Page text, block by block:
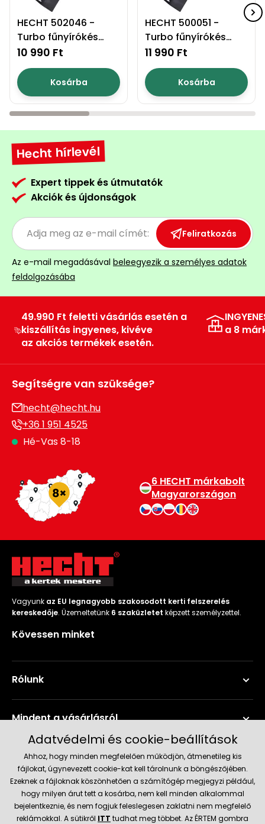
HECHT 502046 -
Turbo fűnyírókés
46cm
10 990 Ft
Kosárba
HECHT 500051 -
Turbo fűnyírókés
51cm
11 990 Ft
Kosárba
Hecht hírlevél
Expert tippek és útmutatók
Akciók és újdonságok
Feliratkozás
Az e-mail megadásával beleegyezik a személyes adatok
feldolgozásába
49.990 Ft feletti vásárlás esetén a
kiszállítás ingyenes, kivéve
az akciós termékek esetén.
a 8
Segítségre van szüksége?
hecht@hecht.hu
+36 1 951 4525
Hé-Vas 8-18
6 HECHT márkabolt
Magyarországon
Vagyunk az EU legnagyobb szakosodott kerti felszerelés
kereskedője. Üzemeltetünk 6 szaküzletet képzett személyzettel.
Kövessen minket
Rólunk
Mindent a vásárlásról
Szerviz és támogatás
Aktuális információk
Adatvédelmi és cookie-beállítások
Ahhoz, hogy minden megfelelően működjön, átmenetileg kis
fájlokat, úgynevezett cookie-kat kell tárolnunk a böngészőjében.
Ezeknek a fájloknak köszönhetően a számítógép megjegyzi például,
hogy milyen árut tett a kosárba, nem kell minden alkalommal
bejelentkeznie, és nem fogjuk feleslegesen zaklatni nem megfelelő
reklámokkal. A sütikről ITT tudhat meg többet. Az ÉRTEM gombra